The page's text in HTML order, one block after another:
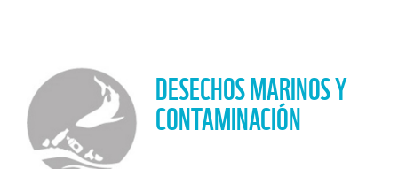
DESECHOS MARINOS Y
CONTAMINACIÓN